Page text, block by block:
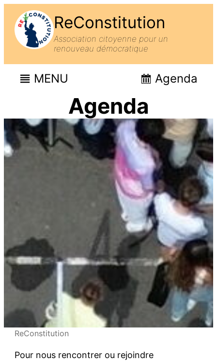
ReConstitution
Association citoyenne pour un
renouveau démocratique
MENU Agenda
Agenda
ReConstitution
Pour nous rencontrer ou rejoindre